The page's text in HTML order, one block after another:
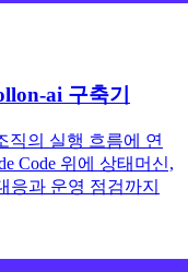
ai 구축기
직의 실행 흐름에 연
Code 위에 상태머신,
응과 운영 점검까지